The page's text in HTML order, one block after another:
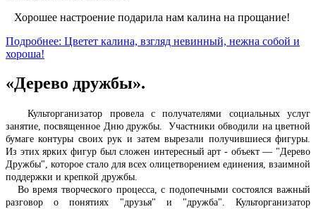
Хорошее настроение подарила нам калина на прощание!
Подробнее: Цветет калина, взгляд невинный, нежна собой и
хороша!
«Дерево дружбы».
Культорганизатор провела с получателями социальных услуг
занятие, посвященное Дню дружбы. Участники обводили на цветной
бумаге контуры своих рук и затем вырезали получившиеся фигуры.
Из этих ярких фигур был сложен интересный арт - объект — "Дерево
Дружбы", которое стало для всех олицетворением единения, взаимной
поддержки и крепкой дружбы.
Во время творческого процесса, с подопечными состоялся важный
разговор о понятиях "друзья" и "дружба". Культорганизатор